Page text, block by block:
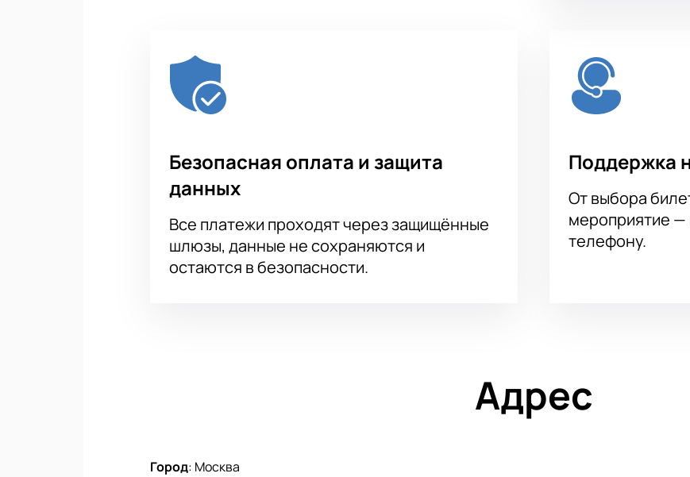
Безопасная оплата и защита
данных
Все платежи проходят через защищённые
шлюзы, данные не сохраняются и
остаются в безопасности.
Поддержка
От выбора
мероприятие —
телефону.
Адрес
Город: Москва